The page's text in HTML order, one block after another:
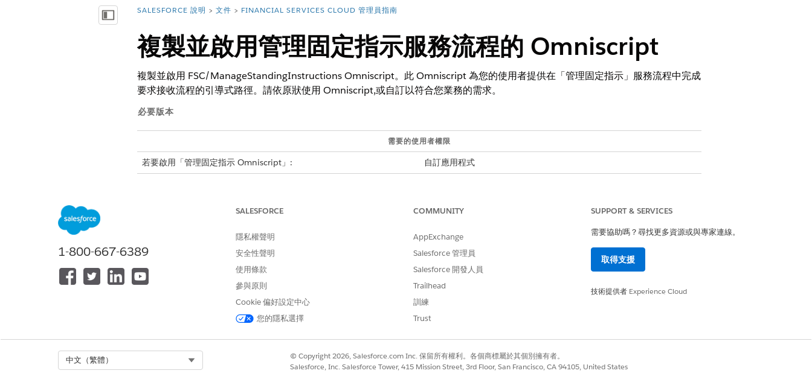
顯示目錄 您位於此處：
SALESFORCE 說明 文件 FINANCIAL SERVICES CLOUD 管理員指南
複製並啟用管理固定指示服務流程的 Omniscript
複製並啟用 FSC/ManageStandingInstructions Omniscript。此 Omniscript 為您的使用者提供在「管理固定指示」服務流程中完成
要求接收流程的引導式路徑。請依原狀使用 Omniscript,或自訂以符合您業務的需求。
必要版本
需要的使用者權限
若要啟用「管理固定指示 Omniscript」: 自訂應用程式
Omniscripts 應用程式可能需要一些時間才會顯示。
FSC/ManageStandingInstructions
」。
此文章是否解決您的問題？
1-800-667-6389
SALESFORCE
隱私權聲明
安全性聲明
使用條款
參與原則
Cookie 偏好設定中心
您的隱私選擇
COMMUNITY
AppExchange
Salesforce 管理員
Salesforce 開發人員
Trailhead
訓練
Trust
SUPPORT & SERVICES
需要協助嗎？尋找更多資源或與專家連線。
取得支援
技術提供者 Experience Cloud
中文（繁體）
© Copyright 2026, Salesforce.com Inc. 保留所有權利。各個商標屬於其個別擁有者。
Salesforce, Inc. Salesforce Tower, 415 Mission Street, 3rd Floor, San Francisco, CA 94105, United States